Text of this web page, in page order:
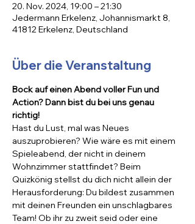
20. Nov. 2024, 19:00 – 21:30
Jedermann Erkelenz, Johannismarkt 8,
41812 Erkelenz, Deutschland
Über die Veranstaltung
Bock auf einen Abend voller Fun und
Action? Dann bist du bei uns genau
richtig!
Hast du Lust, mal was Neues
auszuprobieren? Wie wäre es mit einem
Spieleabend, der nicht in deinem
Wohnzimmer stattfindet? Beim
Quizkönig stellst du dich nicht allein der
Herausforderung: Du bildest zusammen
mit deinen Freunden ein unschlagbares
Team! Ob ihr zu zweit seid oder eine